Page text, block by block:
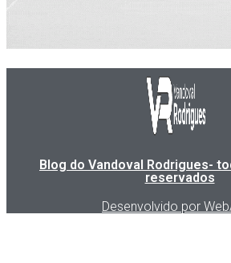
Blog do Vandoval Rodrigues-
reservados
Desenvolvido por